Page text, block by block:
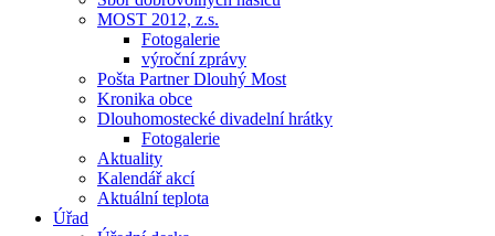
MOST 2012, z.s.
Fotogalerie
výroční zprávy
Pošta Partner Dlouhý Most
Kronika obce
Dlouhomostecké divadelní hrátky
Fotogalerie
Aktuality
Kalendář akcí
Aktuální teplota
Úřad